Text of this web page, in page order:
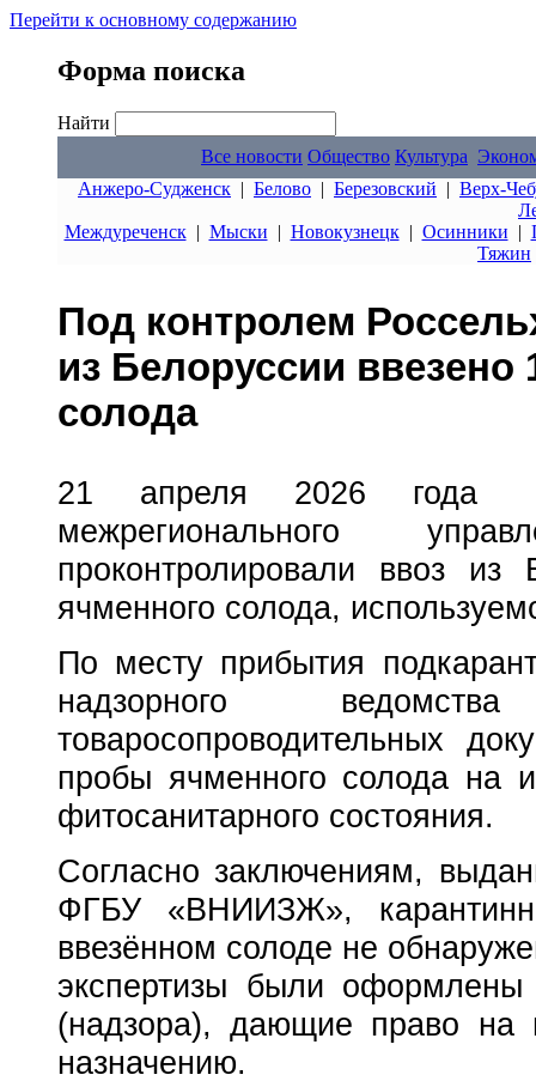
Перейти к основному содержанию
Форма поиска
Найти
Все новости Общество Культура
Анжеро-Судженск | Белово | Березовский | Верх-
Междуреченск| Мыски | Новокузнецк| Осинники |
Тяжин
Под контролем
из Белоруссии ввезено
солода
21 апреля 2026 года
межрегионального
проконтролировали ввоз
ячменного солода,
По месту прибытия
надзорного
товаросопроводительных
пробы ячменного солода на
фитосанитарного состояния.
Согласно заключениям,
ФГБУ «ВНИИЗЖ»,
ввезённом солоде не
экспертизы были оформлены
(надзора), дающие право на
назначению.